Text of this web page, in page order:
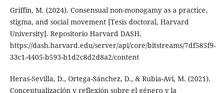
Griffin, M. (2024). Consensual non-monogamy as a practice,
stigma, and social movement [Tesis doctoral, Harvard
University]. Repositorio Harvard DASH.
https://dash.harvard.edu/server/api/core/bitstreams/7df585f9-
33c1-4405-b593-b1d2c8d2d8a2/content
Heras-Sevilla, D., Ortega-Sánchez, D., & Rubia-Avi, M. (2021).
Conceptualización y reflexión sobre el género y la